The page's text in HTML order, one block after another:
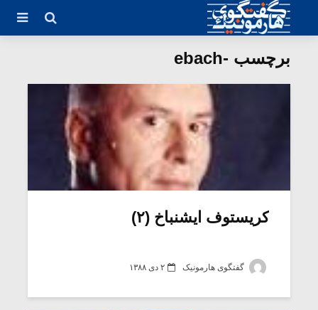
برچسب -ebach
کریستوف ایشنباخ (۲)
گفتگوی هارمونیک ۲ دی ۱۳۸۸